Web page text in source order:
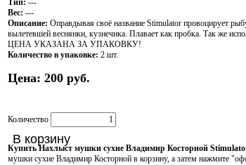
Тип: ---
Вес: ---
Описание: Оправдывая своё название Stimulator провоцирует
вылетевшей веснянки, кузнечика. Плавает как пробка. Так
ЦЕНА УКАЗАНА ЗА УПАКОВКУ!
Количество в упаковке: 2 шт.
Цена: 200 руб.
Количество
В корзину
Купить Нахлыст мушки сухие Владимир Косторной
мушки сухие Владимир Косторной в корзину, а затем нажмите